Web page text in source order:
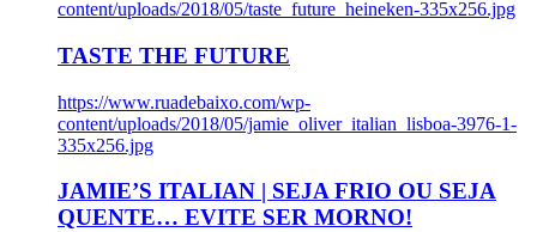
content/uploads/2018/05/taste_future_heineken-335x256.jpg
TASTE THE FUTURE
https://www.ruadebaixo.com/wp-
content/uploads/2018/05/jamie_oliver_italian_lisboa-3976-1-
335x256.jpg
JAMIE’S ITALIAN | SEJA FRIO OU SEJA
QUENTE… EVITE SER MORNO!